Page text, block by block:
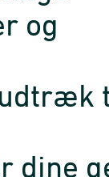
og
dine